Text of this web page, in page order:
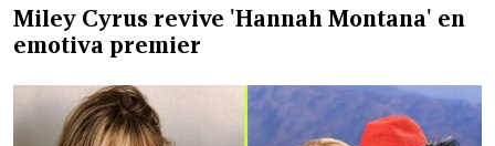
Miley Cyrus revive 'Hannah Montana' en
emotiva premier